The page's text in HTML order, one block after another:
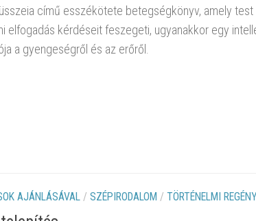
című esszékötete betegségkönyv, amely test
elfogadás kérdéseit feszegeti, ugyanakkor egy
a gyengeségről és az erőről.
AJÁNLÁSÁVAL / SZÉPIRODALOM / TÖRTÉNELMI REGÉNY